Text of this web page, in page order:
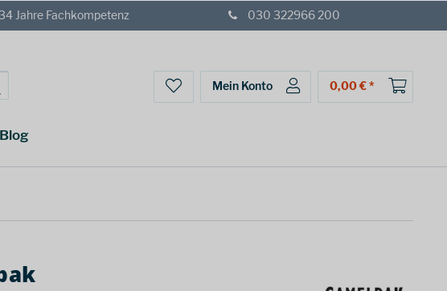
34 Jahre Fachkompetenz 030 322966 200
Mein Konto 0,00 € *
Blog